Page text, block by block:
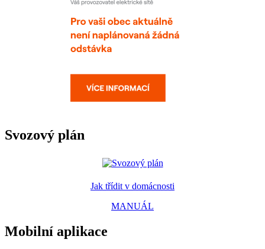
Svozový plán
Jak třídit v domácnosti
MANUÁL
Mobilní aplikace